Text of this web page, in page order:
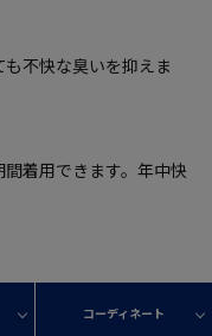
不快な臭いを抑えま
着用できます。年中快
コーディネート